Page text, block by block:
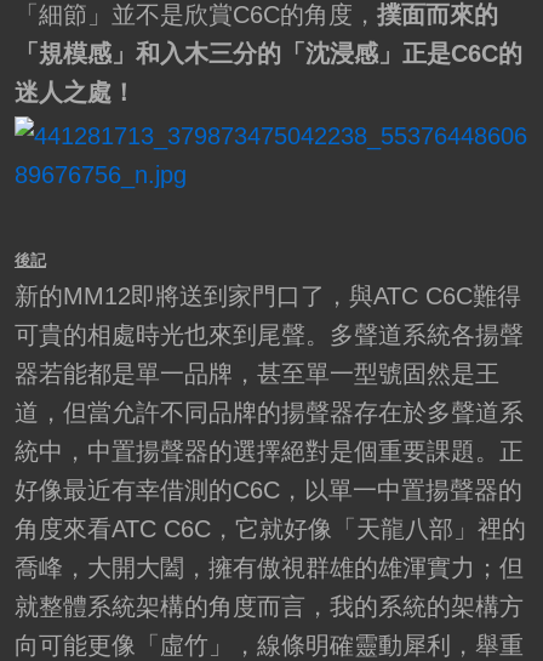
「細節」並不是欣賞C6C的角度， 撲面而來的
「規模感」和入木三分的「沈浸感」正是C6C的
迷人之處！
後記
新的MM12即將送到家門口了，與ATC C6C難得
可貴的相處時光也來到尾聲。多聲道系統各揚聲
器若能都是單一品牌，甚至單一型號固然是王
道，但當允許不同品牌的揚聲器存在於多聲道系
統中，中置揚聲器的選擇絕對是個重要課題。正
好像最近有幸借測的C6C，以單一中置揚聲器的
角度來看ATC C6C，它就好像「天龍八部」裡的
喬峰，大開大闔，擁有傲視群雄的雄渾實力；但
就整體系統架構的角度而言，我的系統的架構方
向可能更像「虛竹」，線條明確靈動犀利，舉重